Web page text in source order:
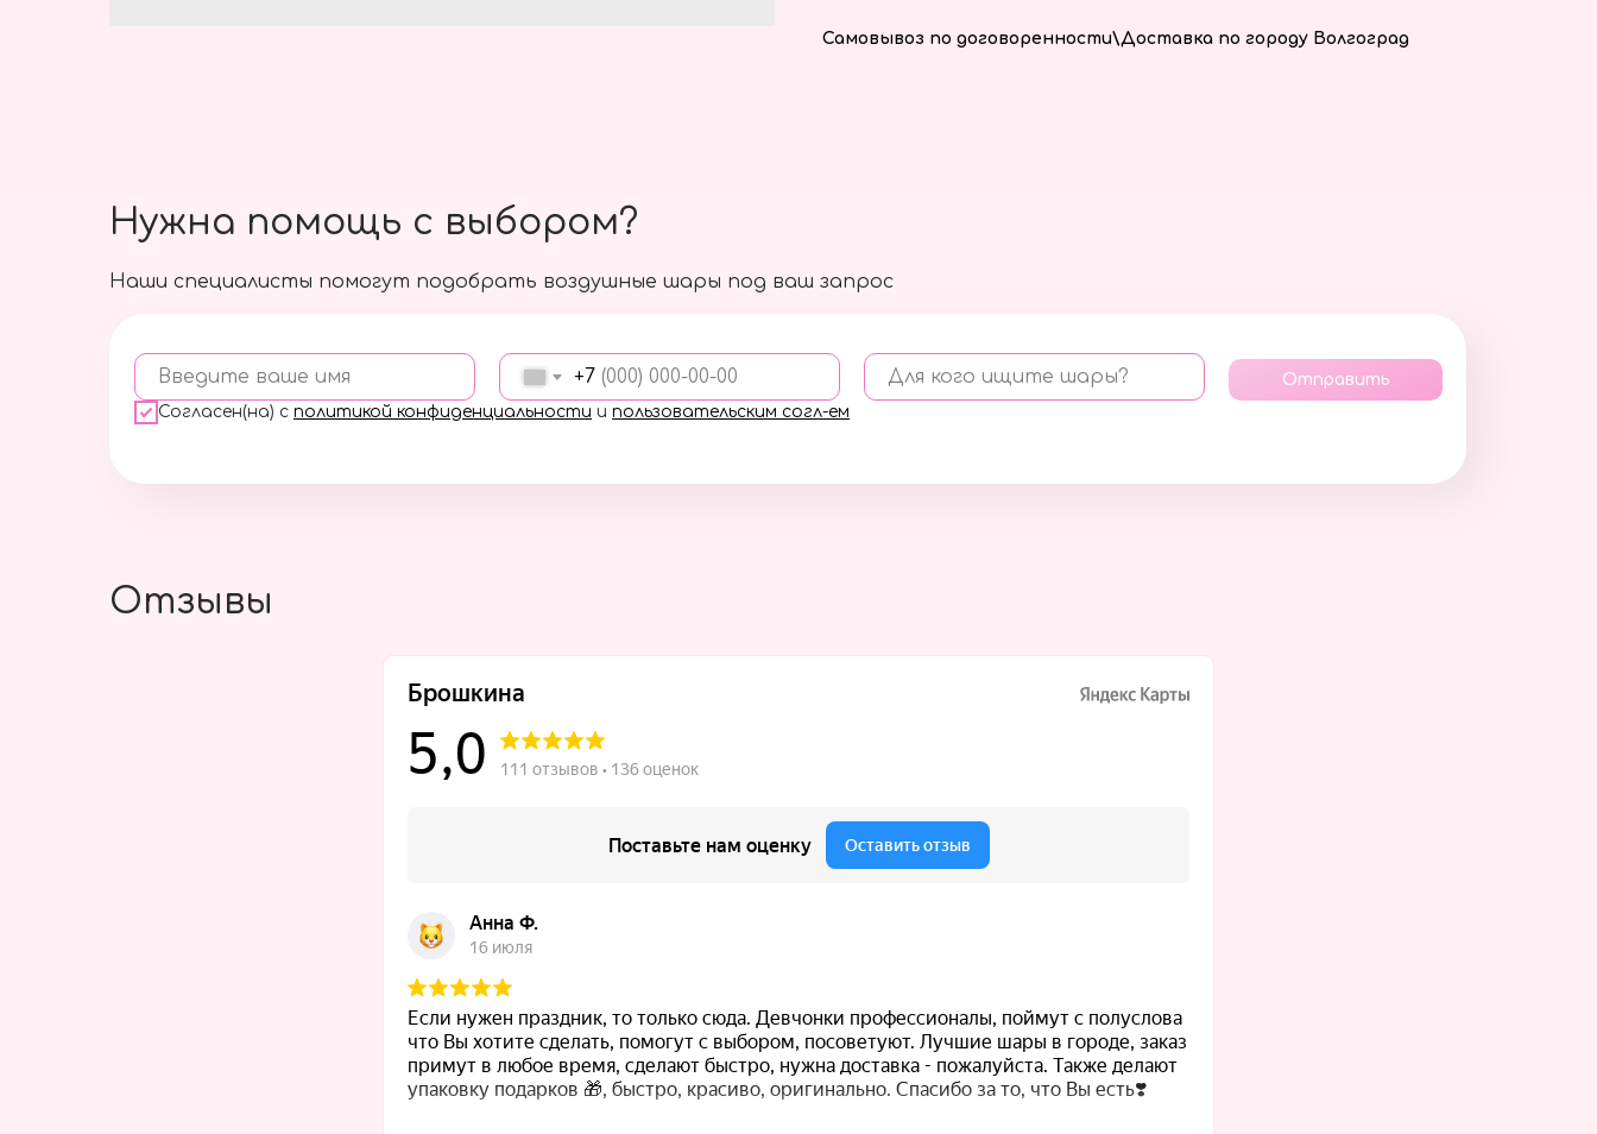
Самовывоз по договоренности\Доставка по городу Волгоград
Наши специалисты помогут подобрать воздушные шары под ваш запрос
Введите ваше имя +7 Для кого ищите шары?
Согласен(на) с политикой конфиденциальности и пользовательским согл-ем
Отправить
Нужна помощь с выбором?
Отзывы